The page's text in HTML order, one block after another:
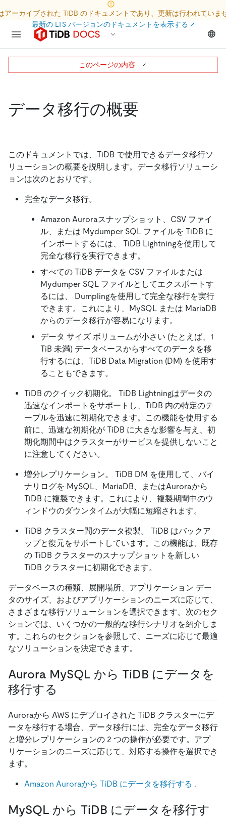
アーカイブされた TiDB のドキュメントであり、更新は行われていま
最新の LTS バージョンのドキュメントを表示する ↗
データ移行の概要
このドキュメントでは、TiDB で使用できるデータ移行ソ
リューションの概要を説明します。データ移行ソリューシ
ョンは次のとおりです。
完全なデータ移行。
Amazon Auroraスナップショット、CSV ファイ
ル、または Mydumper SQL ファイルを TiDB に
インポートするには、 TiDB Lightningを使用して
完全な移行を実行できます。
すべての TiDB データを CSV ファイルまたは
Mydumper SQL ファイルとしてエクスポートす
るには、 Dumplingを使用して完全な移行を実行
できます。これにより、MySQL または MariaDB
からのデータ移行が容易になります。
データ サイズ ボリュームが小さい (たとえば、1
TiB 未満) データベースからすべてのデータを移
行するには、TiDB Data Migration (DM) を使用す
ることもできます。
TiDB のクイック初期化。 TiDB Lightningはデータの
迅速なインポートをサポートし、TiDB 内の特定のテ
ーブルを迅速に初期化できます。この機能を使用する
前に、迅速な初期化が TiDB に大きな影響を与え、初
期化期間中はクラスターがサービスを提供しないこと
に注意してください。
増分レプリケーション。 TiDB DM を使用して、バイ
ナリログを MySQL、MariaDB、またはAuroraから
TiDB に複製できます。これにより、複製期間中のウ
ィンドウのダウンタイムが大幅に短縮されます。
TiDB クラスター間のデータ複製。 TiDB はバックア
ップと復元をサポートしています。この機能は、既存
の TiDB クラスターのスナップショットを新しい
TiDB クラスターに初期化できます。
データベースの種類、展開場所、アプリケーション デー
タのサイズ、およびアプリケーションのニーズに応じて、
さまざまな移行ソリューションを選択できます。次のセク
ションでは、いくつかの一般的な移行シナリオを紹介しま
す。これらのセクションを参照して、ニーズに応じて最適
なソリューションを決定できます。
Aurora MySQL から TiDB にデータを
移行する
Auroraから AWS にデプロイされた TiDB クラスターにデ
ータを移行する場合、データ移行には、完全なデータ移行
と増分レプリケーションの 2 つの操作が必要です。アプ
リケーションのニーズに応じて、対応する操作を選択でき
ます。
Amazon Auroraから TiDB にデータを移行する .
MySQL から TiDB にデータを移行す
このページの内容